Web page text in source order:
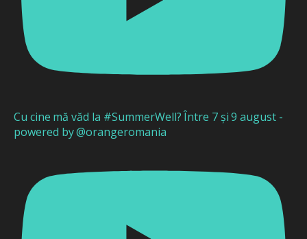
Cu cine mă văd la #SummerWell? Între 7 și 9 august -
powered by @orangeromania